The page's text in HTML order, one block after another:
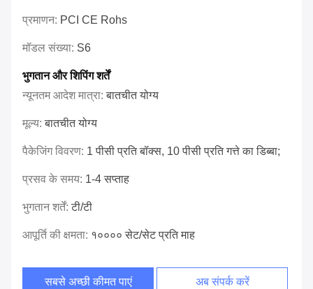
प्रमाणन: PCI CE Rohs
मॉडल संख्या: S6
भुगतान और शिपिंग शर्तें
न्यूनतम आदेश मात्रा:बातचीत योग्य
मूल्य:बातचीत योग्य
पैकेजिंग विवरण: 1 पीसी प्रति बॉक्स, 10 पीसी प्रति गत्ते का डिब्बा;
प्रसव के समय: 1-4 सप्ताह
भुगतान शर्तें:टी/टी
आपूर्ति की क्षमता: १०००० सेट/सेट प्रति माह
सबसे अच्छी कीमत पाएं अब संपर्क करें